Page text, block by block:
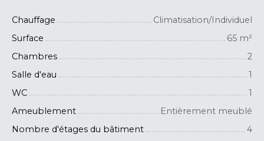
Chauffage
Climatisation/Individuel
Surface
65 m²
Chambres
2
Salle d'eau
1
WC
1
Ameublement
Entièrement meublé
Nombre d'étages du bâtiment
4